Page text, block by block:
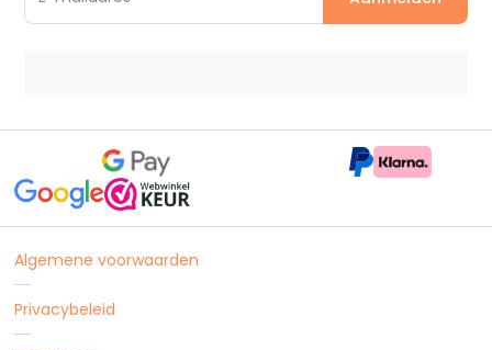
Algemene voorwaarden
Privacybeleid